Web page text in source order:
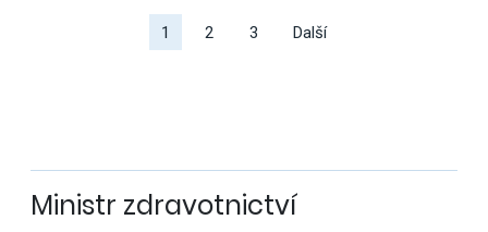
1 2 3 Další
Ministr zdravotnictví